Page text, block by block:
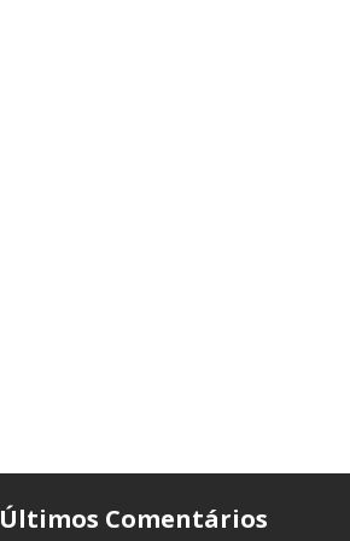
Últimos Comentários